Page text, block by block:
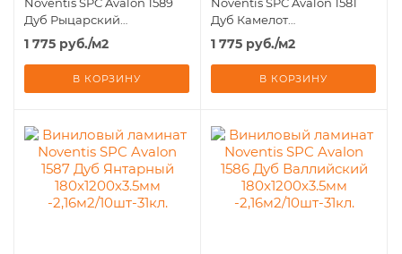
Дуб Рыцарский
180x1200х3.5мм
-2,16м2/10шт-31кл.
1 775 руб./м2
В КОРЗИНУ
Дуб Камелот
180x1200х3.5мм
-2,16м2/10шт-31кл.
1 775 руб./м2
В КОРЗИНУ